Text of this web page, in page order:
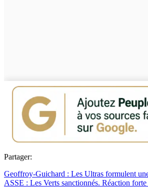
Partager:
Geoffroy-Guichard : Les Ultras formulent
ASSE : Les Verts sanctionnés. Réaction forte